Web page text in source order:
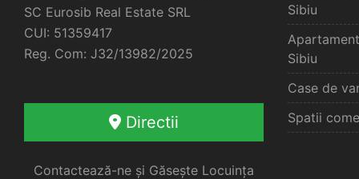
SC Eurosib Real Estate SRL
CUI: 51359417
Reg. Com: J32/13982/2025
Directii
Contactează-ne și Găsește Locuința
Sibiu
Sibiu
Case de
Spatii